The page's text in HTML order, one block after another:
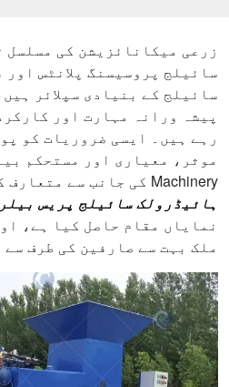
زرعی میکانائزیشن کی مسلسل
سائیلج پروسیسنگ پلانٹس
سائیلج کے بنیادی سپلائر
پیشہ ورانہ مہارت اور
رہے ہیں۔ ایسی ضروریات کو
Machinery کی جانب سے متعارف کرائی گئی ہماری
ہائیڈرولک سائیلج پریس بیلر
نمایاں مقام حاصل کیا ہے،
ملک بہت سے صارفین کی طرف